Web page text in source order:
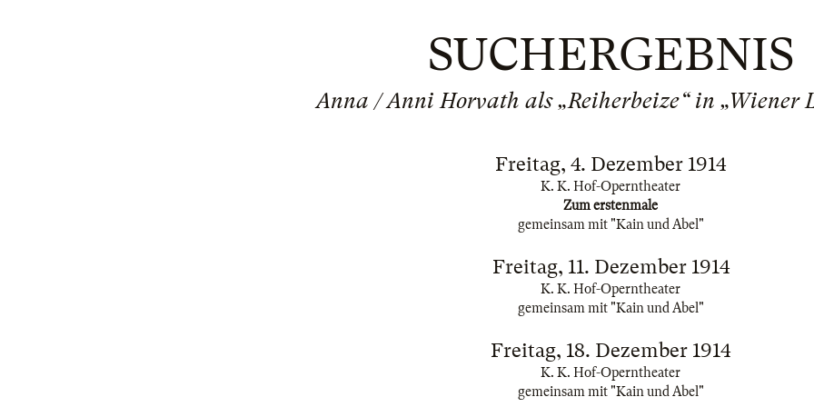
SUCHERGEBNIS
Anna / Anni Horvath als „Reiherbeize“ in „Wiener
Freitag, 4. Dezember 1914
K. K. Hof-Operntheater
Zum erstenmale
gemeinsam mit "Kain und Abel"
Freitag, 11. Dezember 1914
K. K. Hof-Operntheater
gemeinsam mit "Kain und Abel"
Freitag, 18. Dezember 1914
K. K. Hof-Operntheater
gemeinsam mit "Kain und Abel"